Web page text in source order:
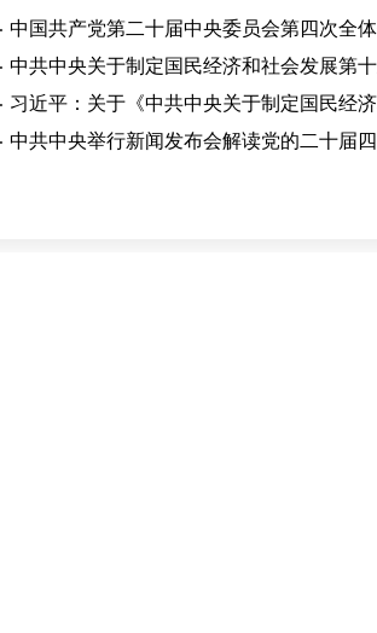
中国共产党第二十届中央委员会第四次全
中共中央关于制定国民经济和社会发展第
习近平：关于《中共中央关于制定国民经
中共中央举行新闻发布会解读党的二十届